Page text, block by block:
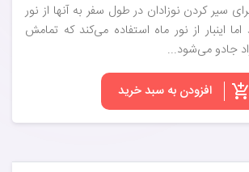
سیر کردن نوزادان در طول سفر به آنها از نور
اینبار از نور ماه استفاده می‌کند که تمامش
جادو می‌شود...
افزودن به سبد خرید